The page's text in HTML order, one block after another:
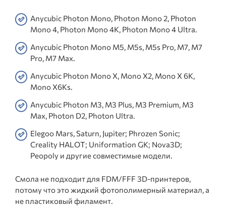
Anycubic Photon Mono, Photon Mono 2, Photon
Mono 4, Photon Mono 4K, Photon Mono 4 Ultra.
Anycubic Photon Mono M5, M5s, M5s Pro, M7, M7
Pro, M7 Max.
Anycubic Photon Mono X, Mono X2, Mono X 6K,
Mono X6Ks.
Anycubic Photon M3, M3 Plus, M3 Premium, M3
Max, Photon D2, Photon Ultra.
Elegoo Mars, Saturn, Jupiter; Phrozen Sonic;
Creality HALOT; Uniformation GK; Nova3D;
Peopoly и другие совместимые модели.
Смола не подходит для FDM/FFF 3D-принтеров,
потому что это жидкий фотополимерный материал, а
не пластиковый филамент.